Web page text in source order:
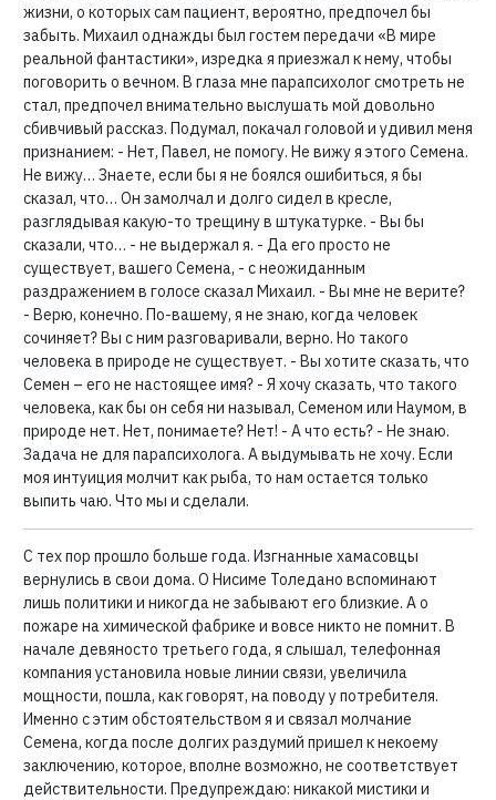
жизни, о которых сам пациент, вероятно, предпочел бы
забыть. Михаил однажды был гостем передачи «В мире
реальной фантастики», изредка я приезжал к нему, чтобы
поговорить о вечном. В глаза мне парапсихолог смотреть не
стал, предпочел внимательно выслушать мой довольно
сбивчивый рассказ. Подумал, покачал головой и удивил меня
признанием: - Нет, Павел, не помогу. Не вижу я этого Семена.
Не вижу… Знаете, если бы я не боялся ошибиться, я бы
сказал, что… Он замолчал и долго сидел в кресле,
разглядывая какую-то трещину в штукатурке. - Вы бы
сказали, что… - не выдержал я. - Да его просто не
существует, вашего Семена, - с неожиданным
раздражением в голосе сказал Михаил. - Вы мне не верите?
- Верю, конечно. По-вашему, я не знаю, когда человек
сочиняет? Вы с ним разговаривали, верно. Но такого
человека в природе не существует. - Вы хотите сказать, что
Семен – его не настоящее имя? - Я хочу сказать, что такого
человека, как бы он себя ни называл, Семеном или Наумом, в
природе нет. Нет, понимаете? Нет! - А что есть? - Не знаю.
Задача не для парапсихолога. А выдумывать не хочу. Если
моя интуиция молчит как рыба, то нам остается только
выпить чаю. Что мы и сделали.
С тех пор прошло больше года. Изгнанные хамасовцы
вернулись в свои дома. О Нисиме Толедано вспоминают
лишь политики и никогда не забывают его близкие. А о
пожаре на химической фабрике и вовсе никто не помнит. В
начале девяносто третьего года, я слышал, телефонная
компания установила новые линии связи, увеличила
мощности, пошла, как говорят, на поводу у потребителя.
Именно с этим обстоятельством я и связал молчание
Семена, когда после долгих раздумий пришел к некоему
заключению, которое, вполне возможно, не соответствует
действительности. Предупреждаю: никакой мистики и